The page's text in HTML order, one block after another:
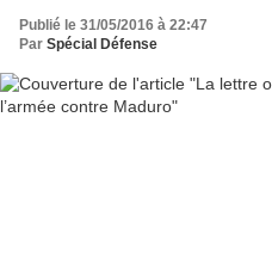
Publié le 31/05/2016 à 22:47
Par Spécial Défense